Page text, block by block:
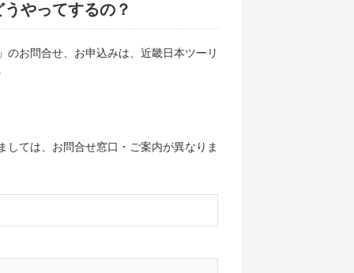
やってするの？
お問合せ、お申込みは、近畿日本ツーリ
ては、お問合せ窓口・ご案内が異なりま